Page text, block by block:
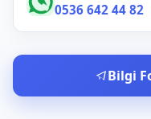
0536 642 44 82
Bilgi